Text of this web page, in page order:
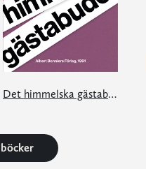
Det himmelska gästabudet